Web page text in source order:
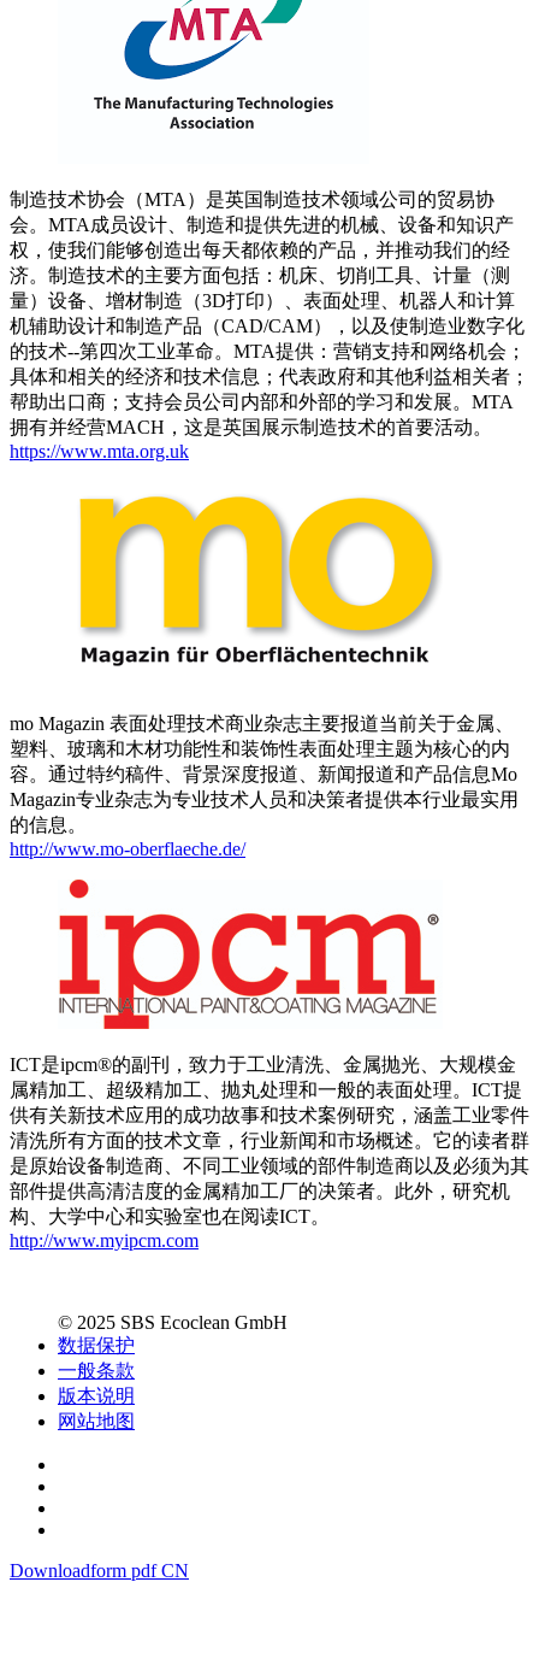
制造技术协会（MTA）是英国制造技术领域公司的贸易协
会。MTA成员设计、制造和提供先进的机械、设备和知识产
权，使我们能够创造出每天都依赖的产品，并推动我们的经
济。制造技术的主要方面包括：机床、切削工具、计量（测
量）设备、增材制造（3D打印）、表面处理、机器人和计算
机辅助设计和制造产品（CAD/CAM），以及使制造业数字化
的技术--第四次工业革命。MTA提供：营销支持和网络机会；
具体和相关的经济和技术信息；代表政府和其他利益相关者；
帮助出口商；支持会员公司内部和外部的学习和发展。MTA
拥有并经营MACH，这是英国展示制造技术的首要活动。
https://www.mta.org.uk
mo Magazin 表面处理技术商业杂志主要报道当前关于金属、
塑料、玻璃和木材功能性和装饰性表面处理主题为核心的内
容。通过特约稿件、背景深度报道、新闻报道和产品信息Mo
Magazin专业杂志为专业技术人员和决策者提供本行业最实用
的信息。
http://www.mo-oberflaeche.de/
ICT是ipcm®的副刊，致力于工业清洗、金属抛光、大规模金
属精加工、超级精加工、抛丸处理和一般的表面处理。ICT提
供有关新技术应用的成功故事和技术案例研究，涵盖工业零件
清洗所有方面的技术文章，行业新闻和市场概述。它的读者群
是原始设备制造商、不同工业领域的部件制造商以及必须为其
部件提供高清洁度的金属精加工厂的决策者。此外，研究机
构、大学中心和实验室也在阅读ICT。
http://www.myipcm.com
© 2025 SBS Ecoclean GmbH
数据保护
一般条款
版本说明
网站地图
Downloadform pdf CN